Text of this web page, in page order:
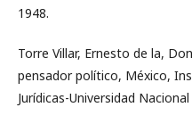
1948.
Torre Villar, Ernesto de la,
pensador político, México,
Jurídicas-Universidad